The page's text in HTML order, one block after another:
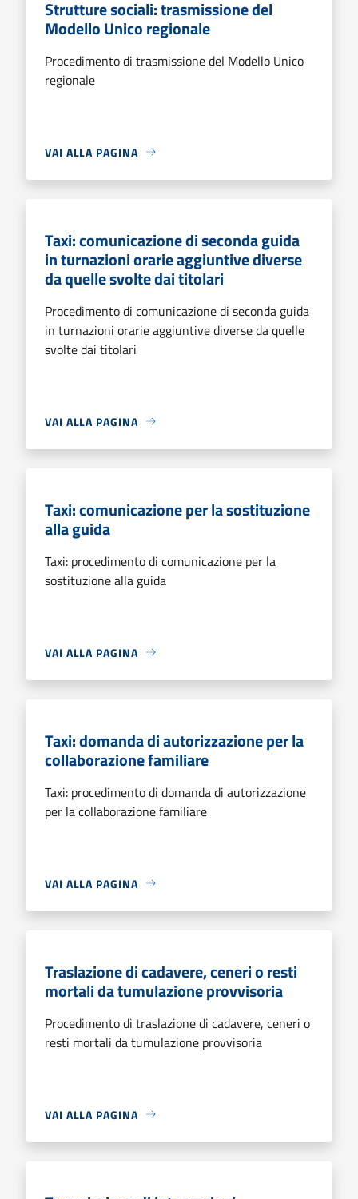
Strutture sociali: trasmissione del
Modello Unico regionale
Procedimento di trasmissione del Modello Unico
regionale
VAI ALLA PAGINA
Taxi: comunicazione di seconda guida
in turnazioni orarie aggiuntive diverse
da quelle svolte dai titolari
Procedimento di comunicazione di seconda guida
in turnazioni orarie aggiuntive diverse da quelle
svolte dai titolari
VAI ALLA PAGINA
Taxi: comunicazione per la sostituzione
alla guida
Taxi: procedimento di comunicazione per la
sostituzione alla guida
VAI ALLA PAGINA
Taxi: domanda di autorizzazione per la
collaborazione familiare
Taxi: procedimento di domanda di autorizzazione
per la collaborazione familiare
VAI ALLA PAGINA
Traslazione di cadavere, ceneri o resti
mortali da tumulazione provvisoria
Procedimento di traslazione di cadavere, ceneri o
resti mortali da tumulazione provvisoria
VAI ALLA PAGINA